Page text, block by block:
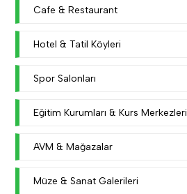
Cafe & Restaurant
Hotel & Tatil Köyleri
Spor Salonları
Eğitim Kurumları & Kurs Merkezleri
AVM & Mağazalar
Müze & Sanat Galerileri